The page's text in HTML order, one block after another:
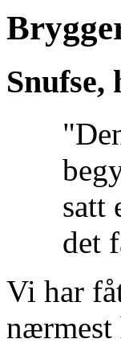
Snufse,
satt
det
Vi har
nærmest